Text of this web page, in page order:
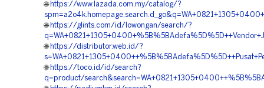
🌐 https://www.lazada.com.my/catalog/?
🌐 https://glints.com/id/lowongan/search/?
🌐 https://distributor.web.id/?
🌐 https://toco.id/id/search?
q=product/